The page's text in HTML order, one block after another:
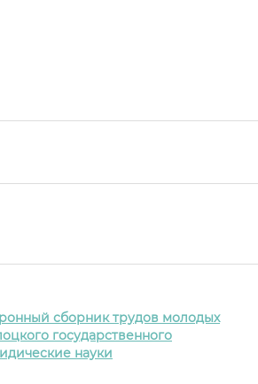
сборник трудов молодых
государственного
науки